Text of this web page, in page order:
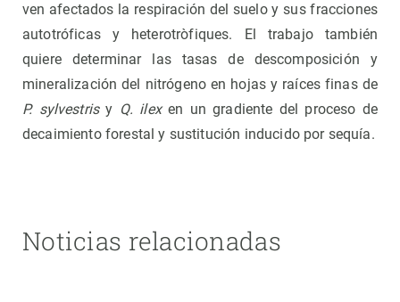
ven afectados la respiración del suelo y sus fracciones
autotróficas y heterotròfiques. El trabajo también
quiere determinar las tasas de descomposición y
mineralización del nitrógeno en hojas y raíces finas de
P. sylvestrisy Q. ilexen un gradiente del proceso de
decaimiento forestal y sustitución inducido por sequía.
Noticias relacionadas